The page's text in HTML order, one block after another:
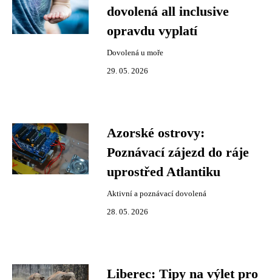
dovolená all inclusive
opravdu vyplatí
Dovolená u moře
29. 05. 2026
Azorské ostrovy:
Poznávací zájezd do ráje
uprostřed Atlantiku
Aktivní a poznávací dovolená
28. 05. 2026
Liberec: Tipy na výlet pro